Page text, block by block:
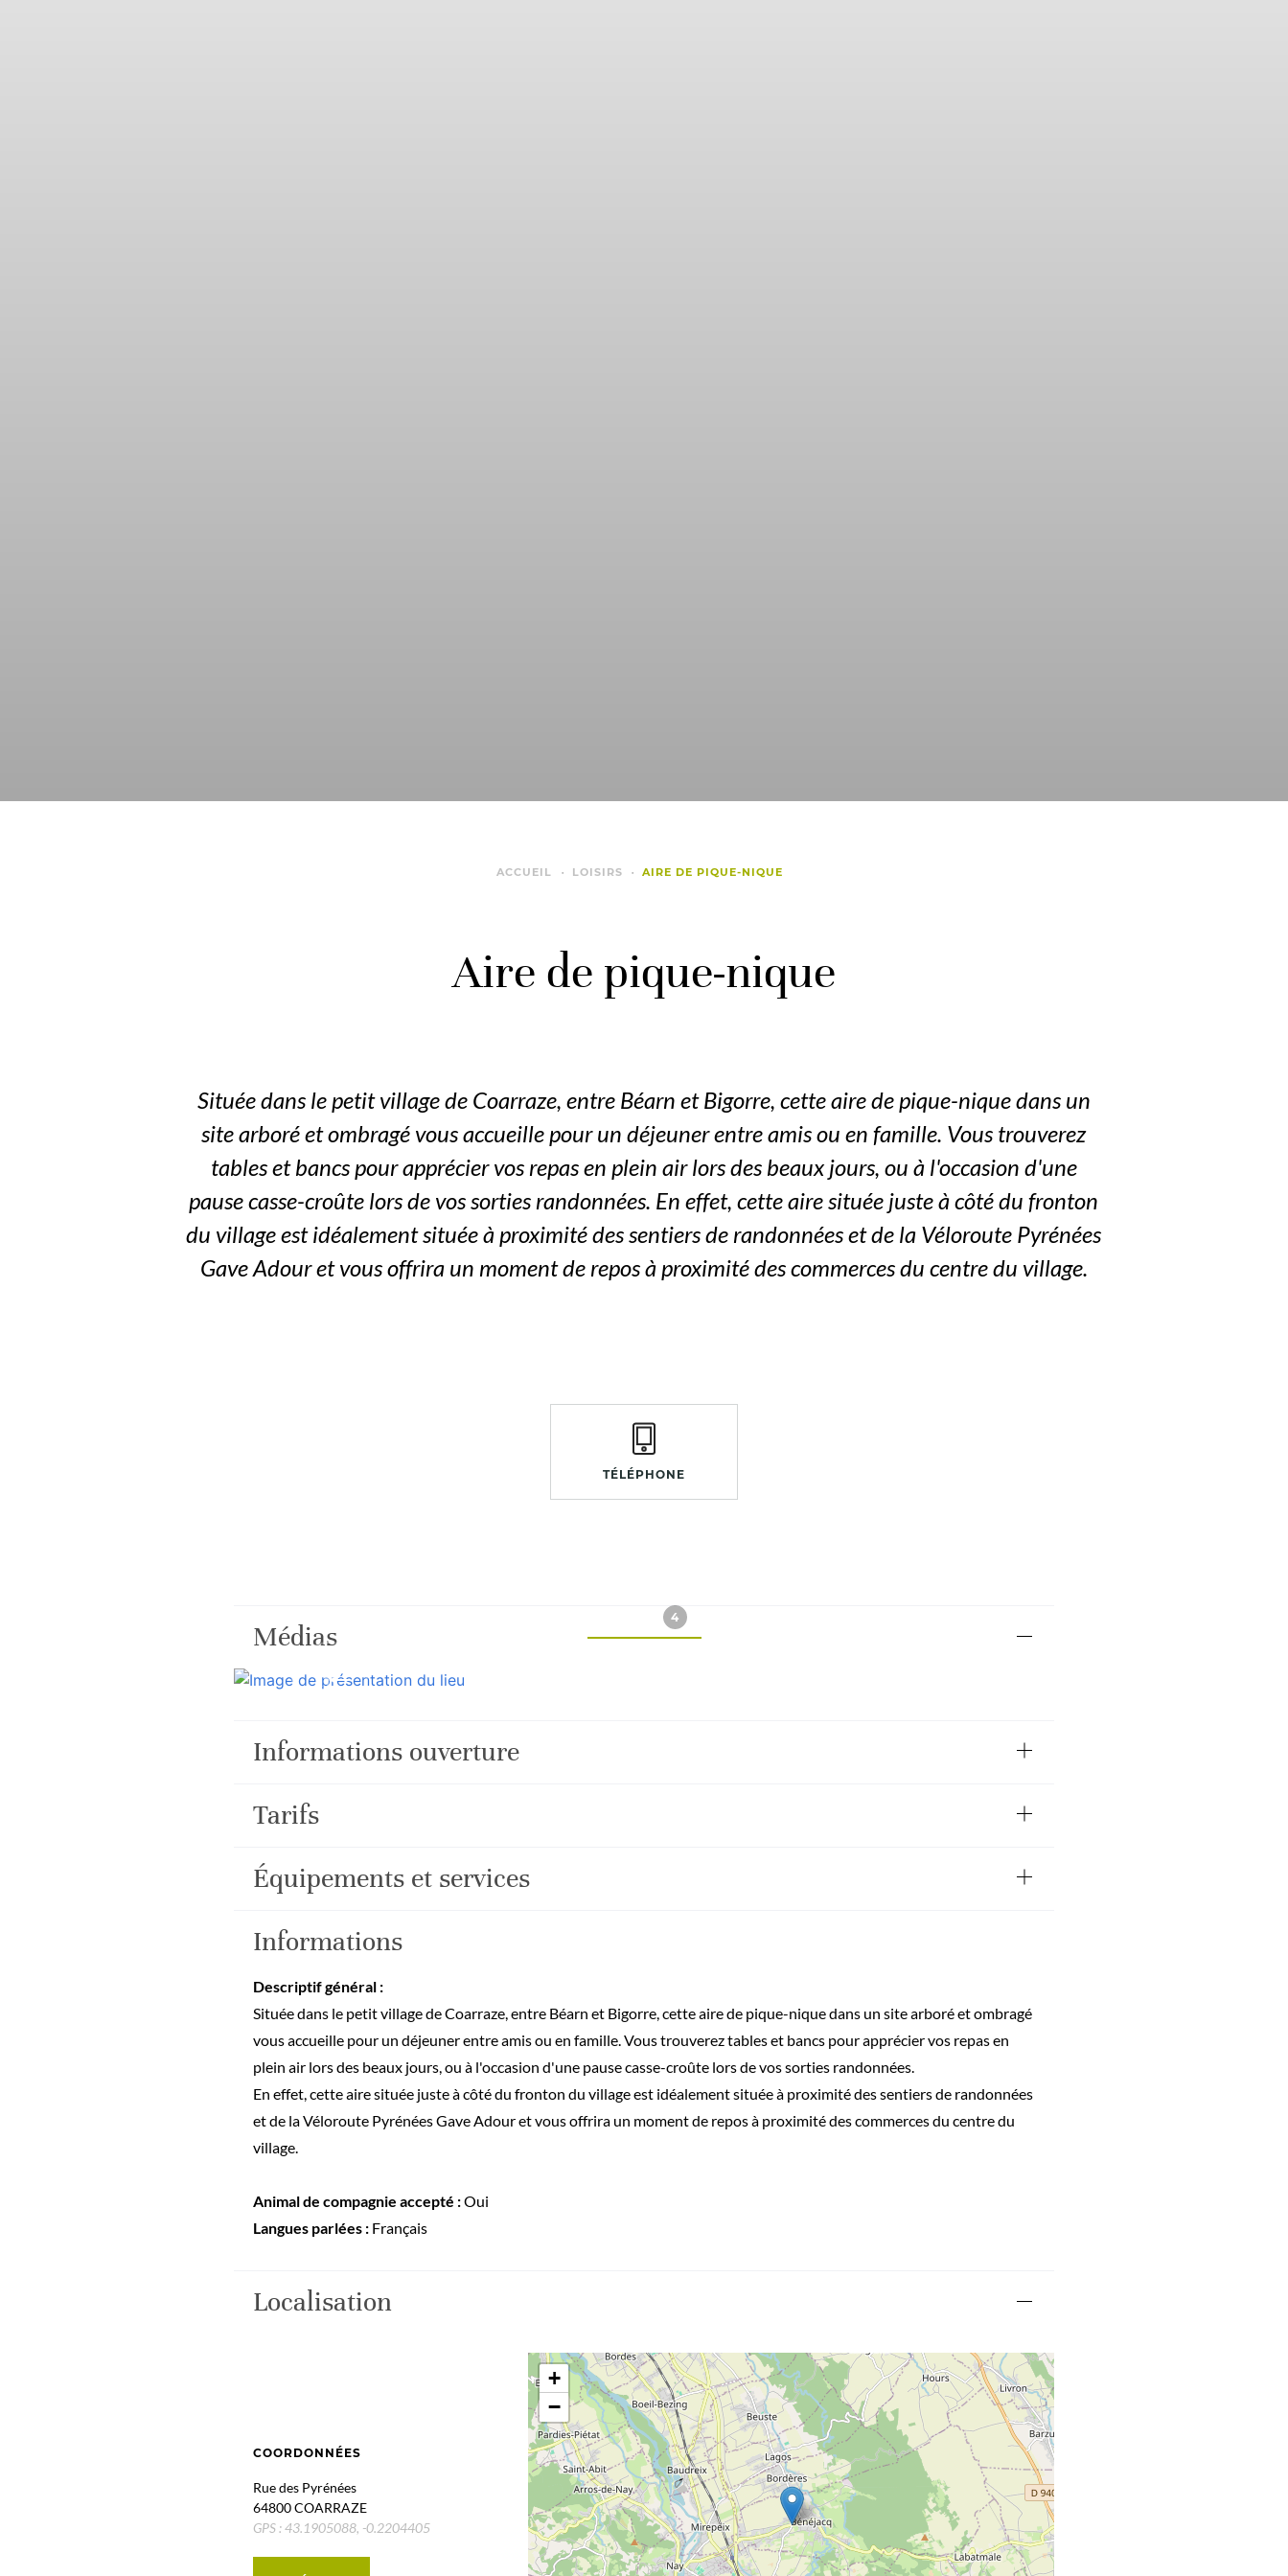
ACCUEIL LOISIRS AIRE DE PIQUE-NIQUE
Aire de pique-nique
Située dans le petit village de Coarraze, entre Béarn et Bigorre, cette aire de pique-nique dans un
site arboré et ombragé vous accueille pour un déjeuner entre amis ou en famille. Vous trouverez
tables et bancs pour apprécier vos repas en plein air lors des beaux jours, ou à l'occasion d'une
pause casse-croûte lors de vos sorties randonnées. En effet, cette aire située juste à côté du fronton
du village est idéalement située à proximité des sentiers de randonnées et de la Véloroute Pyrénées
Gave Adour et vous offrira un moment de repos à proximité des commerces du centre du village.
TÉLÉPHONE
Médias
4
Informations ouverture
Tarifs
Équipements et services
Informations
Descriptif général :
Située dans le petit village de Coarraze, entre Béarn et Bigorre, cette aire de pique-nique dans un site arboré et ombragé
vous accueille pour un déjeuner entre amis ou en famille. Vous trouverez tables et bancs pour apprécier vos repas en
plein air lors des beaux jours, ou à l'occasion d'une pause casse-croûte lors de vos sorties randonnées.
En effet, cette aire située juste à côté du fronton du village est idéalement située à proximité des sentiers de randonnées
et de la Véloroute Pyrénées Gave Adour et vous offrira un moment de repos à proximité des commerces du centre du
village.
Animal de compagnie accepté :Oui
Langues parlées : Français
Localisation
COORDONNÉES
Rue des Pyrénées
64800 COARRAZE
GPS : 43.1905088, -0.2204405
+
−